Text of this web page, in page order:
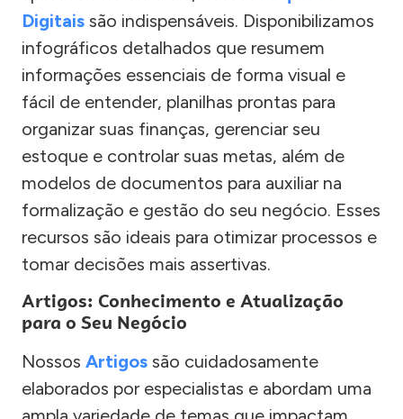
Digitais são indispensáveis. Disponibilizamos
infográficos detalhados que resumem
informações essenciais de forma visual e
fácil de entender, planilhas prontas para
organizar suas finanças, gerenciar seu
estoque e controlar suas metas, além de
modelos de documentos para auxiliar na
formalização e gestão do seu negócio. Esses
recursos são ideais para otimizar processos e
tomar decisões mais assertivas.
Artigos: Conhecimento e Atualização
para o Seu Negócio
Nossos Artigos são cuidadosamente
elaborados por especialistas e abordam uma